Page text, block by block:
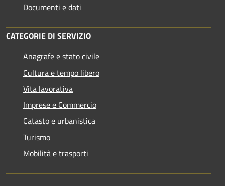
Documenti e dati
CATEGORIE DI SERVIZIO
Anagrafe e stato civile
Cultura e tempo libero
Vita lavorativa
Imprese e Commercio
Catasto e urbanistica
Turismo
Mobilità e trasporti